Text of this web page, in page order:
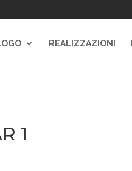
REALIZZAZIONI
1